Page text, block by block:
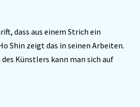
dass aus einem Strich ein
Shin zeigt das in seinen Arbeiten.
Künstlers kann man sich auf